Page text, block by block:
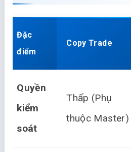
Đặc
điểm
Copy Trade
Quyền
kiểm
soát
Thấp (Phụ
thuộc Master)